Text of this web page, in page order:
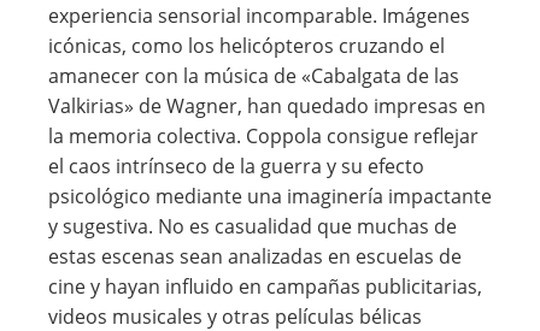
experiencia sensorial incomparable. Imágenes
icónicas, como los helicópteros cruzando el
amanecer con la música de «Cabalgata de las
Valkirias» de Wagner, han quedado impresas en
la memoria colectiva. Coppola consigue reflejar
el caos intrínseco de la guerra y su efecto
psicológico mediante una imaginería impactante
y sugestiva. No es casualidad que muchas de
estas escenas sean analizadas en escuelas de
cine y hayan influido en campañas publicitarias,
videos musicales y otras películas bélicas